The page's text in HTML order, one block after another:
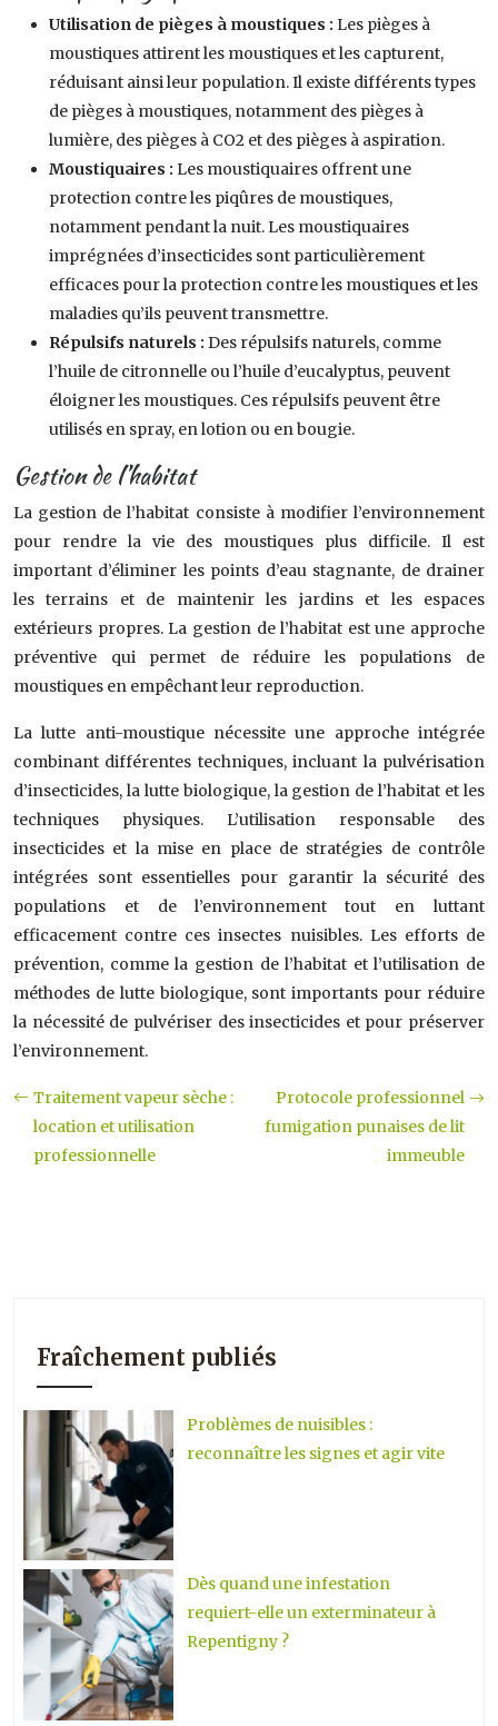
Utilisation de pièges à moustiques : Les pièges à
moustiques attirent les moustiques et les capturent,
réduisant ainsi leur population. Il existe différents types
de pièges à moustiques, notamment des pièges à
lumière, des pièges à CO2 et des pièges à aspiration.
Moustiquaires : Les moustiquaires offrent une
protection contre les piqûres de moustiques,
notamment pendant la nuit. Les moustiquaires
imprégnées d’insecticides sont particulièrement
efficaces pour la protection contre les moustiques et les
maladies qu’ils peuvent transmettre.
Répulsifs naturels : Des répulsifs naturels, comme
l’huile de citronnelle ou l’huile d’eucalyptus, peuvent
éloigner les moustiques. Ces répulsifs peuvent être
utilisés en spray, en lotion ou en bougie.
Gestion de l’habitat
La gestion de l’habitat consiste à modifier l’environnement
pour rendre la vie des moustiques plus difficile. Il est
important d’éliminer les points d’eau stagnante, de drainer
les terrains et de maintenir les jardins et les espaces
extérieurs propres. La gestion de l’habitat est une approche
préventive qui permet de réduire les populations de
moustiques en empêchant leur reproduction.
La lutte anti-moustique nécessite une approche intégrée
combinant différentes techniques, incluant la pulvérisation
d’insecticides, la lutte biologique, la gestion de l’habitat et les
techniques physiques. L’utilisation responsable des
insecticides et la mise en place de stratégies de contrôle
intégrées sont essentielles pour garantir la sécurité des
populations et de l’environnement tout en luttant
efficacement contre ces insectes nuisibles. Les efforts de
prévention, comme la gestion de l’habitat et l’utilisation de
méthodes de lutte biologique, sont importants pour réduire
la nécessité de pulvériser des insecticides et pour préserver
l’environnement.
Traitement vapeur sèche :
location et utilisation
professionnelle
Protocole professionnel
fumigation punaises de lit
immeuble
Fraîchement publiés
Problèmes de nuisibles :
reconnaître les signes et agir vite
Dès quand une infestation
requiert-elle un exterminateur à
Repentigny ?